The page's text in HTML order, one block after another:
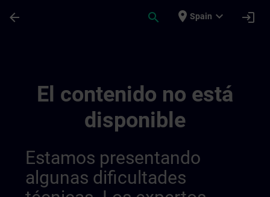
arrow_back search place Spain expand_more login
El contenido no está
disponible
Estamos presentando
algunas dificultades